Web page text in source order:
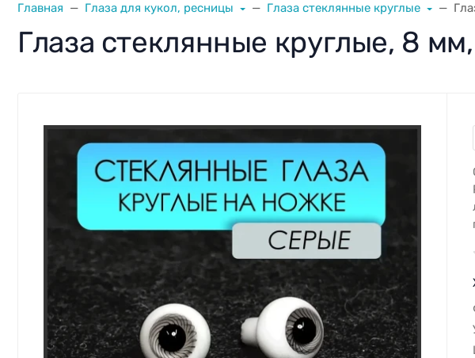
Главная Глаза для кукол, ресницы Глаза стеклянные круглые
Глаза стеклянные круглые, 8